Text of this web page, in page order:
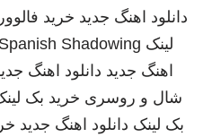
دانلود اهنگ جدید خرید
لینک Spanish Shadowing
اهنگ جدید دانلود اهنگ
شال و روسری خرید بک
بک لینک دانلود اهنگ جدید